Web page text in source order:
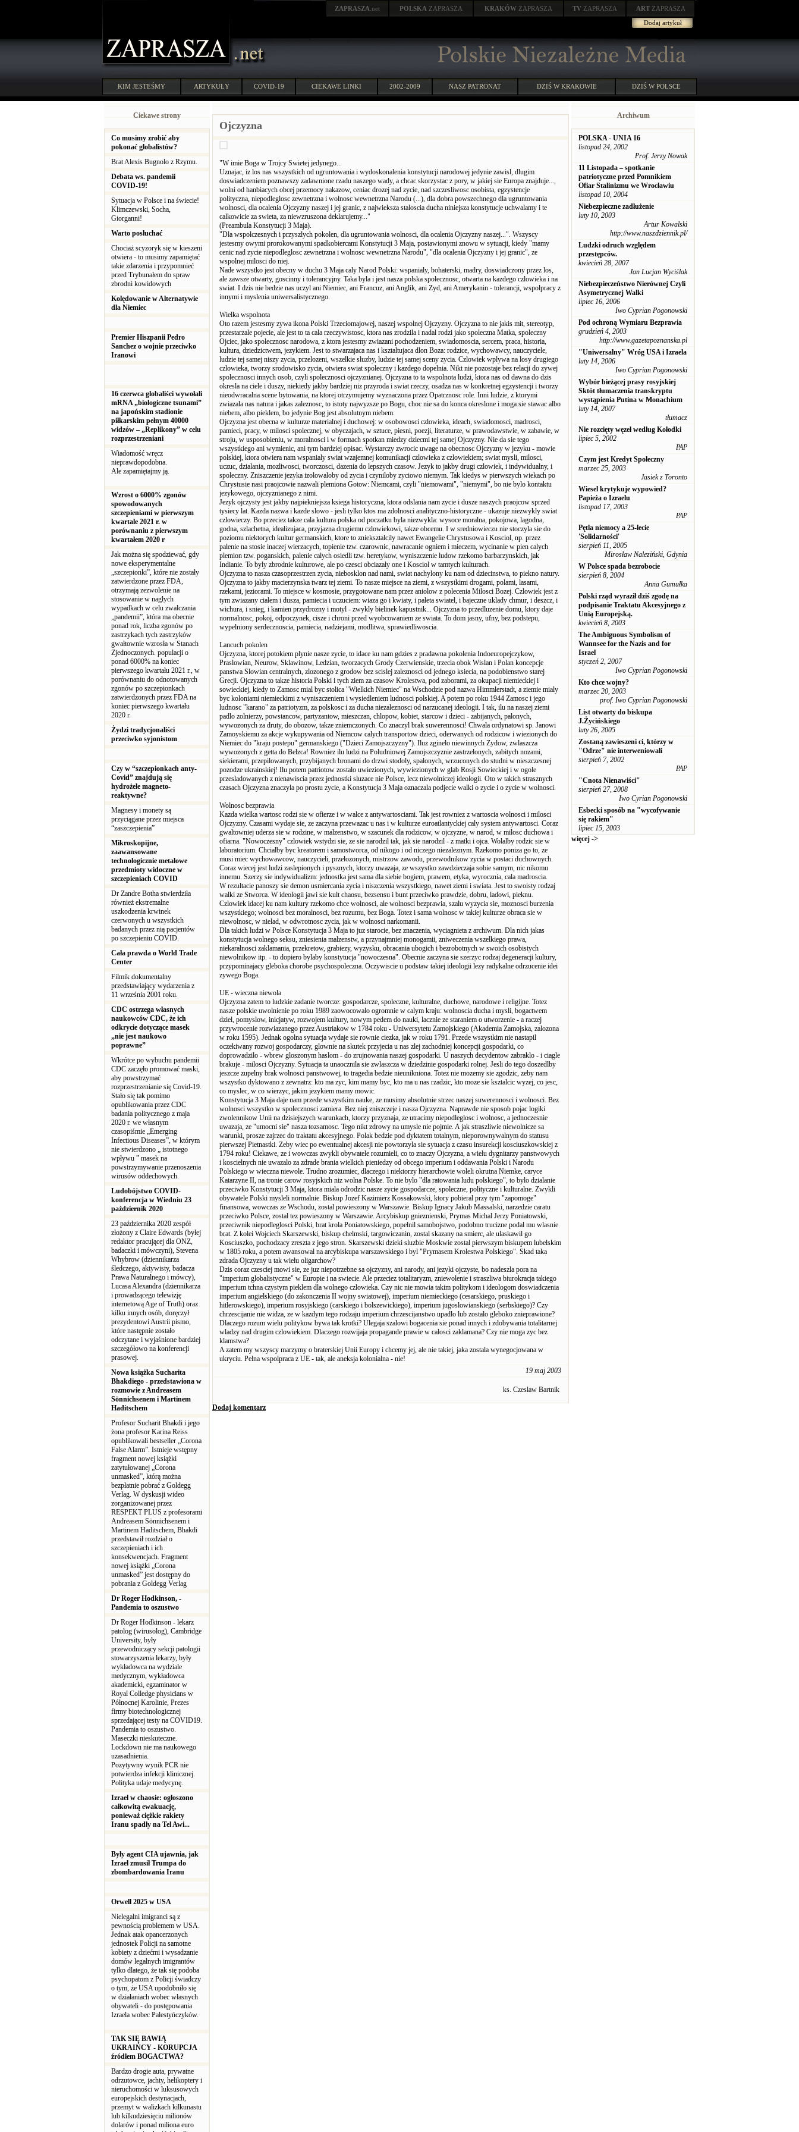
ZAPRASZA .net POLSKA ZAPRASZA KRAKÓW ZAPRASZA TV ZAPRASZA ART ZAPRASZA
Dodaj artykuł
KIM JESTEŚMY ARTYKUŁY COVID-19 CIEKAWE LINKI 2002-2009 NASZ PATRONAT DZIŚ W KRAKOWIE DZIŚ W POLSCE
Ciekawe strony
Co musimy zrobić aby
pokonać globalistów?
Brat Alexis Bugnolo z Rzymu.
Debata ws. pandemii
COVID-19!
Sytuacja w Polsce i na świecie!
Klimczewski, Socha,
Giorganni!
Warto posłuchać
Chociaż scyzoryk się w kieszeni
otwiera - to musimy zapamiętać
takie zdarzenia i przypomnieć
przed Trybunałem do spraw
zbrodni kowidowych
Kolędowanie w Alternatywie
dla Niemiec
Premier Hiszpanii Pedro
Sanchez o wojnie przeciwko
Iranowi
16 czerwca globaliści wywołali
mRNA „biologiczne tsunami”
na japońskim stadionie
piłkarskim pełnym 40000
widzów – „Replikony” w celu
rozprzestrzeniani
Wiadomość wręcz
nieprawdopodobna.
Ale zapamiętajmy ją.
Wzrost o 6000% zgonów
spowodowanych
szczepieniami w pierwszym
kwartale 2021 r. w
porównaniu z pierwszym
kwartałem 2020 r
Jak można się spodziewać, gdy
nowe eksperymentalne
„szczepionki”, które nie zostały
zatwierdzone przez FDA,
otrzymają zezwolenie na
stosowanie w nagłych
wypadkach w celu zwalczania
„pandemii”, która ma obecnie
ponad rok, liczba zgonów po
zastrzykach tych zastrzyków
gwałtownie wzrosła w Stanach
Zjednoczonych. populacji o
ponad 6000% na koniec
pierwszego kwartału 2021 r., w
porównaniu do odnotowanych
zgonów po szczepionkach
zatwierdzonych przez FDA na
koniec pierwszego kwartału
2020 r.
Żydzi tradycjonaliści
przeciwko syjonistom
Czy w “szczepionkach anty-
Covid” znajdują się
hydrożele magneto-
reaktywne?
Magnesy i monety są
przyciągane przez miejsca
“zaszczepienia”
Mikroskopijne,
zaawansowane
technologicznie metalowe
przedmioty widoczne w
szczepieniach COVID
Dr Zandre Botha stwierdziła
również ekstremalne
uszkodzenia krwinek
czerwonych u wszystkich
badanych przez nią pacjentów
po szczepieniu COVID.
Cała prawda o World Trade
Center
Filmik dokumentalny
przedstawiający wydarzenia z
11 września 2001 roku.
CDC ostrzega własnych
naukowców CDC, że ich
odkrycie dotyczące masek
„nie jest naukowo
poprawne”
Wkrótce po wybuchu pandemii
CDC zaczęło promować maski,
aby powstrzymać
rozprzestrzenianie się Covid-19.
Stało się tak pomimo
opublikowania przez CDC
badania politycznego z maja
2020 r. we własnym
czasopiśmie „Emerging
Infectious Diseases”, w którym
nie stwierdzono „ istotnego
wpływu ” masek na
powstrzymywanie przenoszenia
wirusów oddechowych.
Ludobójstwo COVID-
konferencja w Wiedniu 23
październik 2020
23 października 2020 zespół
złożony z Claire Edwards (byłej
redaktor pracującej dla ONZ,
badaczki i mówczyni), Stevena
Whybrow (dziennikarza
śledczego, aktywisty, badacza
Prawa Naturalnego i mówcy),
Lucasa Alexandra (dziennikarza
i prowadzącego telewizję
internetową Age of Truth) oraz
kilku innych osób, doręczył
prezydentowi Austrii pismo,
które następnie zostało
odczytane i wyjaśnione bardziej
szczegółowo na konferencji
prasowej.
Nowa książka Sucharita
Bhakdiego - przedstawiona w
rozmowie z Andreasem
Sönnichsenem i Martinem
Haditschem
Profesor Sucharit Bhakdi i jego
żona profesor Karina Reiss
opublikowali bestseller „Corona
False Alarm”. Istnieje wstępny
fragment nowej książki
zatytułowanej „Corona
unmasked”, którą można
bezpłatnie pobrać z Goldegg
Verlag. W dyskusji wideo
zorganizowanej przez
RESPEKT PLUS z profesorami
Andreasem Sönnichsenem i
Martinem Haditschem, Bhakdi
przedstawił rozdział o
szczepieniach i ich
konsekwencjach. Fragment
nowej książki „Corona
unmasked” jest dostępny do
pobrania z Goldegg Verlag
Dr Roger Hodkinson, -
Pandemia to oszustwo
Dr Roger Hodkinson - lekarz
patolog (wirusolog), Cambridge
University, były
przewodniczący sekcji patologii
stowarzyszenia lekarzy, były
wykładowca na wydziale
medycznym, wykładowca
akademicki, egzaminator w
Royal Colledge physicians w
Północnej Karolinie, Prezes
firmy biotechnologicznej
sprzedającej testy na COVID19.
Pandemia to oszustwo.
Maseczki nieskuteczne.
Lockdown nie ma naukowego
uzasadnienia.
Pozytywny wynik PCR nie
potwierdza infekcji klinicznej.
Polityka udaje medycynę.
Izrael w chaosie: ogłoszono
całkowitą ewakuację,
ponieważ ciężkie rakiety
Iranu spadły na Tel Awi...
Były agent CIA ujawnia, jak
Izrael zmusił Trumpa do
zbombardowania Iranu
Orwell 2025 w USA
Nielegalni imigranci są z
pewnością problemem w USA.
Jednak atak opancerzonych
jednostek Policji na samotne
kobiety z dziećmi i wysadzanie
domów legalnych imigrantów
tylko dlatego, że tak się podoba
psychopatom z Policji świadczy
o tym, że USA upodobniło się
w działaniach wobec własnych
obywateli - do postępowania
Izraela wobec Palestyńczyków.
TAK SIĘ BAWIĄ
UKRAIŃCY - KORUPCJA
źródłem BOGACTWA?
Bardzo drogie auta, prywatne
odrzutowce, jachty, helikoptery i
nieruchomości w luksusowych
europejskich destynacjach,
przemyt w walizkach kilkunastu
lub kilkudziesięciu milionów
dolarów i ponad miliona euro
Ojczyzna
"W imie Boga w Trojcy Swietej jedynego...
Uznajac, iz los nas wszystkich od ugruntowania i wydoskonalenia konstytucji narodowej jedynie zawisl, dlugim
doswiadczeniem poznawszy zadawnione rzadu naszego wady, a chcac skorzystac z pory, w jakiej sie Europa znajduje...,
wolni od hanbiacych obcej przemocy nakazow, ceniac drozej nad zycie, nad szczesliwosc osobista, egzystencje
polityczna, niepodleglosc zewnetrzna i wolnosc wewnetrzna Narodu (...), dla dobra powszechnego dla ugruntowania
wolnosci, dla ocalenia Ojczyzny naszej i jej granic, z najwieksza staloscia ducha niniejsza konstytucje uchwalamy i te
calkowicie za swieta, za niewzruszona deklarujemy..."
(Preambula Konstytucji 3 Maja).
"Dla wspolczesnych i przyszlych pokolen, dla ugruntowania wolnosci, dla ocalenia Ojczyzny naszej...". Wszyscy
jestesmy owymi prorokowanymi spadkobiercami Konstytucji 3 Maja, postawionymi znowu w sytuacji, kiedy "mamy
cenic nad zycie niepodleglosc zewnetrzna i wolnosc wewnetrzna Narodu", "dla ocalenia Ojczyzny i jej granic", ze
wspolnej milosci do niej.
Nade wszystko jest obecny w duchu 3 Maja caly Narod Polski: wspanialy, bohaterski, madry, doswiadczony przez los,
ale zawsze otwarty, goscinny i tolerancyjny. Taka byla i jest nasza polska spolecznosc, otwarta na kazdego czlowieka i na
swiat. I dzis nie bedzie nas uczyl ani Niemiec, ani Francuz, ani Anglik, ani Zyd, ani Amerykanin - tolerancji, wspolpracy z
innymi i myslenia uniwersalistycznego.
Wielka wspolnota
Oto razem jestesmy zywa ikona Polski Trzeciomajowej, naszej wspolnej Ojczyzny. Ojczyzna to nie jakis mit, stereotyp,
przestarzale pojecie, ale jest to ta cala rzeczywistosc, ktora nas zrodzila i nadal rodzi jako spoleczna Matka, spoleczny
Ojciec, jako spolecznosc narodowa, z ktora jestesmy zwiazani pochodzeniem, swiadomoscia, sercem, praca, historia,
kultura, dziedzictwem, jezykiem. Jest to stwarzajaca nas i ksztaltujaca dlon Boza: rodzice, wychowawcy, nauczyciele,
ludzie tej samej niszy zycia, przelozeni, wszelkie sluzby, ludzie tej samej sceny zycia. Czlowiek wplywa na losy drugiego
czlowieka, tworzy srodowisko zycia, otwiera swiat spoleczny i kazdego dopelnia. Nikt nie pozostaje bez relacji do zywej
spolecznosci innych osob, czyli spolecznosci ojczyznianej. Ojczyzna to ta wspolnota ludzi, ktora nas od dawna do dzis
okresla na ciele i duszy, niekiedy jakby bardziej niz przyroda i swiat rzeczy, osadza nas w konkretnej egzystencji i tworzy
nieodwracalna scene bytowania, na ktorej otrzymujemy wyznaczona przez Opatrznosc role. Inni ludzie, z ktorymi
zwiazala nas natura i jakas zaleznosc, to istoty najwyzsze po Bogu, choc nie sa do konca okreslone i moga sie stawac albo
niebem, albo pieklem, bo jedynie Bog jest absolutnym niebem.
Ojczyzna jest obecna w kulturze materialnej i duchowej: w osobowosci czlowieka, ideach, swiadomosci, madrosci,
pamieci, pracy, w milosci spolecznej, w obyczajach, w sztuce, piesni, poezji, literaturze, w prawodawstwie, w zabawie, w
stroju, w usposobieniu, w moralnosci i w formach spotkan miedzy dziecmi tej samej Ojczyzny. Nie da sie tego
wszystkiego ani wymienic, ani tym bardziej opisac. Wystarczy zwrocic uwage na obecnosc Ojczyzny w jezyku - mowie
polskiej, ktora otwiera nam wspanialy swiat wzajemnej komunikacji czlowieka z czlowiekiem; swiat mysli, milosci,
uczuc, dzialania, mozliwosci, tworczosci, dazenia do lepszych czasow. Jezyk to jakby drugi czlowiek, i indywidualny, i
spoleczny. Zniszczenie jezyka izolowaloby od zycia i czyniloby zyciowo niemym. Tak kiedys w pierwszych wiekach po
Chrystusie nasi praojcowie nazwali plemiona Gotow: Niemcami, czyli "niemowami", "niemymi", bo nie bylo kontaktu
jezykowego, ojczyznianego z nimi.
Jezyk ojczysty jest jakby najpiekniejsza ksiega historyczna, ktora odslania nam zycie i dusze naszych praojcow sprzed
tysiecy lat. Kazda nazwa i kazde slowo - jesli tylko ktos ma zdolnosci analityczno-historyczne - ukazuje niezwykly swiat
czlowieczy. Bo przeciez takze cala kultura polska od poczatku byla niezwykla: wysoce moralna, pokojowa, lagodna,
godna, szlachetna, idealizujaca, przyjazna drugiemu czlowiekowi, takze obcemu. I w sredniowieczu nie stoczyla sie do
poziomu niektorych kultur germanskich, ktore to znieksztalcily nawet Ewangelie Chrystusowa i Kosciol, np. przez
palenie na stosie inaczej wierzacych, topienie tzw. czarownic, nawracanie ogniem i mieczem, wycinanie w pien calych
plemion tzw. poganskich, palenie calych osiedli tzw. heretykow, wyniszczenie ludow rzekomo barbarzynskich, jak
Indianie. To byly zbrodnie kulturowe, ale po czesci obciazaly one i Kosciol w tamtych kulturach.
Ojczyzna to nasza czasoprzestrzen zycia, niebosklon nad nami, swiat nachylony ku nam od dziecinstwa, to piekno natury.
Ojczyzna to jakby macierzynska twarz tej ziemi. To nasze miejsce na ziemi, z wszystkimi drogami, polami, lasami,
rzekami, jeziorami. To miejsce w kosmosie, przygotowane nam przez aniolow z polecenia Milosci Bozej. Czlowiek jest z
tym zwiazany cialem i dusza, pamiecia i uczuciem: wiaza go i kwiaty, i paleta swiatel, i bajeczne uklady chmur, i deszcz, i
wichura, i snieg, i kamien przydrozny i motyl - zwykly bielinek kapustnik... Ojczyzna to przedluzenie domu, ktory daje
normalnosc, pokoj, odpoczynek, cisze i chroni przed wyobcowaniem ze swiata. To dom jasny, ufny, bez podstepu,
wypelniony serdecznoscia, pamiecia, nadziejami, modlitwa, sprawiedliwoscia.
Lancuch pokolen
Ojczyzna, ktorej potokiem plynie nasze zycie, to idace ku nam gdzies z pradawna pokolenia Indoeuropejczykow,
Praslowian, Neurow, Sklawinow, Ledzian, tworzacych Grody Czerwienskie, trzecia obok Wislan i Polan koncepcje
panstwa Slowian centralnych, zlozonego z grodow bez scislej zaleznosci od jednego ksiecia, na podobienstwo starej
Grecji. Ojczyzna to takze historia Polski i tych ziem za czasow Krolestwa, pod zaborami, za okupacji niemieckiej i
sowieckiej, kiedy to Zamosc mial byc stolica "Wielkich Niemiec" na Wschodzie pod nazwa Himmlerstadt, a ziemie mialy
byc koloniami niemieckimi z wyniszczeniem i wysiedleniem ludnosci polskiej. A potem po roku 1944 Zamosc i jego
ludnosc "karano" za patriotyzm, za polskosc i za ducha niezaleznosci od narzucanej ideologii. I tak, ilu na naszej ziemi
padlo zolnierzy, powstancow, partyzantow, mieszczan, chlopow, kobiet, starcow i dzieci - zabijanych, palonych,
wywozonych za druty, do obozow, takze zniemczonych. Co znaczyl brak suwerennosci! Chwala ordynatowi sp. Janowi
Zamoyskiemu za akcje wykupywania od Niemcow calych transportow dzieci, oderwanych od rodzicow i wiezionych do
Niemiec do "kraju postepu" germanskiego ("Dzieci Zamojszczyzny"). Iluz zginelo niewinnych Zydow, zwlaszcza
wywozonych z getta do Belzca! Rowniez ilu ludzi na Poludniowej Zamojszczyznie zastrzelonych, zabitych nozami,
siekierami, przepilowanych, przybijanych bronami do drzwi stodoly, spalonych, wrzuconych do studni w nieszczesnej
pozodze ukrainskiej! Ilu potem patriotow zostalo uwiezionych, wywiezionych w glab Rosji Sowieckiej i w ogole
przesladowanych z nienawiscia przez jednostki sluzace nie Polsce, lecz niewolniczej ideologii. Oto w takich strasznych
czasach Ojczyzna znaczyla po prostu zycie, a Konstytucja 3 Maja oznaczala podjecie walki o zycie i o zycie w wolnosci.
Wolnosc bezprawia
Kazda wielka wartosc rodzi sie w ofierze i w walce z antywartosciami. Tak jest rowniez z wartoscia wolnosci i milosci
Ojczyzny. Czasami wydaje sie, ze zaczyna przewazac u nas i w kulturze euroatlantyckiej caly system antywartosci. Coraz
gwaltowniej uderza sie w rodzine, w malzenstwo, w szacunek dla rodzicow, w ojczyzne, w narod, w milosc duchowa i
ofiarna. "Nowoczesny" czlowiek wstydzi sie, ze sie narodzil tak, jak sie narodzil - z matki i ojca. Wolalby rodzic sie w
laboratorium. Chcialby byc kreatorem i samostworca, od nikogo i od niczego niezaleznym. Rzekomo poniza go to, ze
musi miec wychowawcow, nauczycieli, przelozonych, mistrzow zawodu, przewodnikow zycia w postaci duchownych.
Coraz wiecej jest ludzi zaslepionych i pysznych, ktorzy uwazaja, ze wszystko zawdzieczaja sobie samym, nic nikomu
innemu. Szerzy sie indywidualizm: jednostka jest sama dla siebie bogiem, prawem, etyka, wyrocznia, cala madroscia.
W rezultacie panoszy sie demon usmiercania zycia i niszczenia wszystkiego, nawet ziemi i swiata. Jest to swoisty rodzaj
walki ze Stworca. W ideologii jawi sie kult chaosu, bezsensu i bunt przeciwko prawdzie, dobru, ladowi, pieknu.
Czlowiek idacej ku nam kultury rzekomo chce wolnosci, ale wolnosci bezprawia, szalu wyzycia sie, moznosci burzenia
wszystkiego; wolnosci bez moralnosci, bez rozumu, bez Boga. Totez i sama wolnosc w takiej kulturze obraca sie w
niewolnosc, w nielad, w odwrotnosc zycia, jak w wolnosci narkomanii.
Dla takich ludzi w Polsce Konstytucja 3 Maja to juz starocie, bez znaczenia, wyciagnieta z archiwum. Dla nich jakas
konstytucja wolnego seksu, zniesienia malzenstw, a przynajmniej monogamii, zniweczenia wszelkiego prawa,
niekaralnosci zaklamania, przekretow, grabiezy, wyzysku, obracania ubogich i bezrobotnych w swoich osobistych
niewolnikow itp. - to dopiero bylaby konstytucja "nowoczesna". Obecnie zaczyna sie szerzyc rodzaj degeneracji kultury,
przypominajacy gleboka chorobe psychospoleczna. Oczywiscie u podstaw takiej ideologii lezy radykalne odrzucenie idei
zywego Boga.
UE - wieczna niewola
Ojczyzna zatem to ludzkie zadanie tworcze: gospodarcze, spoleczne, kulturalne, duchowe, narodowe i religijne. Totez
nasze polskie uwolnienie po roku 1989 zaowocowalo ogromnie w calym kraju: wolnoscia ducha i mysli, bogactwem
dziel, pomyslow, inicjatyw, rozwojem kultury, nowym pedem do nauki, lacznie ze staraniem o utworzenie - a raczej
przywrocenie rozwiazanego przez Austriakow w 1784 roku - Uniwersytetu Zamojskiego (Akademia Zamojska, zalozona
w roku 1595). Jednak ogolna sytuacja wydaje sie rownie ciezka, jak w roku 1791. Przede wszystkim nie nastapil
oczekiwany rozwoj gospodarczy, glownie na skutek przyjecia u nas zlej zachodniej koncepcji gospodarki, co
doprowadzilo - wbrew gloszonym haslom - do zrujnowania naszej gospodarki. U naszych decydentow zabraklo - i ciagle
brakuje - milosci Ojczyzny. Sytuacja ta unaocznila sie zwlaszcza w dziedzinie gospodarki rolnej. Jesli do tego doszedlby
jeszcze zupelny brak wolnosci panstwowej, to tragedia bedzie nieunikniona. Totez nie mozemy sie zgodzic, zeby nam
wszystko dyktowano z zewnatrz: kto ma zyc, kim mamy byc, kto ma u nas rzadzic, kto moze sie ksztalcic wyzej, co jesc,
co myslec, w co wierzyc, jakim jezykiem mamy mowic.
Konstytucja 3 Maja daje nam przede wszystkim nauke, ze musimy absolutnie strzec naszej suwerennosci i wolnosci. Bez
wolnosci wszystko w spolecznosci zamiera. Bez niej zniszczeje i nasza Ojczyzna. Naprawde nie sposob pojac logiki
zwolennikow Unii na dzisiejszych warunkach, ktorzy przyznaja, ze utracimy niepodleglosc i wolnosc, a jednoczesnie
uwazaja, ze "umocni sie" nasza tozsamosc. Tego nikt zdrowy na umysle nie pojmie. A jak straszliwie niewolnicze sa
warunki, prosze zajrzec do traktatu akcesyjnego. Polak bedzie pod dyktatem totalnym, nieporownywalnym do statusu
pierwszej Pietnastki. Zeby wiec po ewentualnej akcesji nie powtorzyla sie sytuacja z czasu insurekcji kosciuszkowskiej z
1794 roku! Ciekawe, ze i wowczas zwykli obywatele rozumieli, co to znaczy Ojczyzna, a wielu dygnitarzy panstwowych
i koscielnych nie uwazalo za zdrade brania wielkich pieniedzy od obcego imperium i oddawania Polski i Narodu
Polskiego w wieczna niewole. Trudno zrozumiec, dlaczego i niektorzy hierarchowie woleli okrutna Niemke, caryce
Katarzyne II, na tronie carow rosyjskich niz wolna Polske. To nie bylo "dla ratowania ludu polskiego", to bylo dzialanie
przeciwko Konstytucji 3 Maja, ktora miala odrodzic nasze zycie gospodarcze, spoleczne, polityczne i kulturalne. Zwykli
obywatele Polski mysleli normalnie. Biskup Jozef Kazimierz Kossakowski, ktory pobieral przy tym "zapomoge"
finansowa, wowczas ze Wschodu, zostal powieszony w Warszawie. Biskup Ignacy Jakub Massalski, narzedzie caratu
przeciwko Polsce, zostal tez powieszony w Warszawie. Arcybiskup gnieznienski, Prymas Michal Jerzy Poniatowski,
przeciwnik niepodleglosci Polski, brat krola Poniatowskiego, popelnil samobojstwo, podobno trucizne podal mu wlasnie
brat. Z kolei Wojciech Skarszewski, biskup chelmski, targowiczanin, zostal skazany na smierc, ale ulaskawil go
Kosciuszko, pochodzacy zreszta z jego stron. Skarszewski dzieki sluzbie Moskwie zostal pierwszym biskupem lubelskim
w 1805 roku, a potem awansowal na arcybiskupa warszawskiego i byl "Prymasem Krolestwa Polskiego". Skad taka
zdrada Ojczyzny u tak wielu oligarchow?
Dzis coraz czesciej mowi sie, ze juz niepotrzebne sa ojczyzny, ani narody, ani jezyki ojczyste, bo nadeszla pora na
"imperium globalistyczne" w Europie i na swiecie. Ale przeciez totalitaryzm, zniewolenie i straszliwa biurokracja takiego
imperium tchna czystym pieklem dla wolnego czlowieka. Czy nic nie mowia takim politykom i ideologom doswiadczenia
imperium angielskiego (do zakonczenia II wojny swiatowej), imperium niemieckiego (cesarskiego, pruskiego i
hitlerowskiego), imperium rosyjskiego (carskiego i bolszewickiego), imperium jugoslowianskiego (serbskiego)? Czy
chrzescijanie nie widza, ze w kazdym tego rodzaju imperium chrzescijanstwo upadlo lub zostalo gleboko znieprawione?
Dlaczego rozum wielu politykow bywa tak krotki? Ulegaja szalowi bogacenia sie ponad innych i zdobywania totalitarnej
wladzy nad drugim czlowiekiem. Dlaczego rozwijaja propagande prawie w calosci zaklamana? Czy nie moga zyc bez
klamstwa?
A zatem my wszyscy marzymy o braterskiej Unii Europy i chcemy jej, ale nie takiej, jaka zostala wynegocjowana w
ukryciu. Pelna wspolpraca z UE - tak, ale aneksja kolonialna - nie!
19 maj 2003
ks. Czeslaw Bartnik
Dodaj komentarz
Archiwum
POLSKA - UNIA 16
listopad 24, 2002
Prof. Jerzy Nowak
11 Listopada – spotkanie
patriotyczne przed Pomnikiem
Ofiar Stalinizmu we Wrocławiu
listopad 10, 2004
Niebezpieczne zadłużenie
luty 10, 2003
Artur Kowalski
http://www.naszdziennik.pl/
Ludzki odruch względem
przestępców.
kwiecień 28, 2007
Jan Lucjan Wyciślak
Niebezpieczeństwo Nierównej Czyli
Asymetrycznej Walki
lipiec 16, 2006
Iwo Cyprian Pogonowski
Pod ochroną Wymiaru Bezprawia
grudzień 4, 2003
http://www.gazetapoznanska.pl
"Uniwersalny" Wróg USA i Izraela
luty 14, 2006
Iwo Cyprian Pogonowski
Wybór bieżącej prasy rosyjskiej
Sktót tłumaczenia transkryptu
wystąpienia Putina w Monachium
luty 14, 2007
tłumacz
Nie rozcięty węzeł według Kołodki
lipiec 5, 2002
PAP
Czym jest Kredyt Społeczny
marzec 25, 2003
Jasiek z Toronto
Wiesel krytykuje wypowied?
Papieża o Izraelu
listopad 17, 2003
PAP
Pętla niemocy a 25-lecie
'Solidarności'
sierpień 11, 2005
Mirosław Naleziński, Gdynia
W Polsce spada bezrobocie
sierpień 8, 2004
Anna Gumułka
Polski rząd wyraził dziś zgodę na
podpisanie Traktatu Akcesyjnego z
Unią Europejską.
kwiecień 8, 2003
The Ambiguous Symbolism of
Wannsee for the Nazis and for
Israel
styczeń 2, 2007
Iwo Cyprian Pogonowski
Kto chce wojny?
marzec 20, 2003
prof. Iwo Cyprian Pogonowski
List otwarty do biskupa
J.Życińskiego
luty 26, 2005
Zostaną zawieszeni ci, którzy w
"Odrze" nie interweniowali
sierpień 7, 2002
PAP
"Cnota Nienawiści"
sierpień 27, 2008
Iwo Cyrian Pogonowski
Esbecki sposób na "wycofywanie
się rakiem"
lipiec 15, 2003
więcej ->